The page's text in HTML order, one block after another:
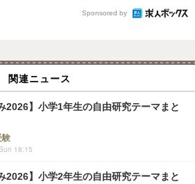
Sponsored by
関連ニュース
2026】小学1年生の自由研究テーマまと
験
18:15
2026】小学2年生の自由研究テーマまと